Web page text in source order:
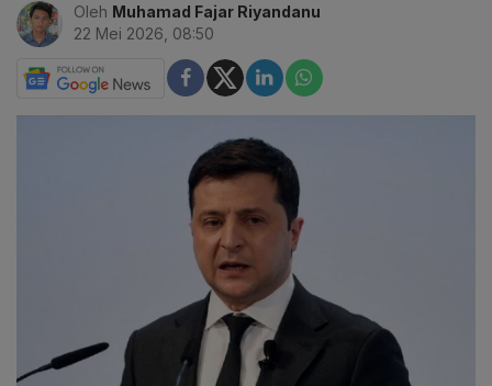
Oleh Muhamad Fajar Riyandanu
22 Mei 2026, 08:50